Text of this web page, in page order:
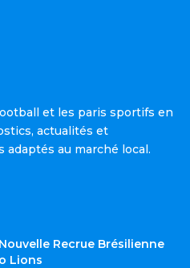
et les paris sportifs en
actualités et
au marché local.
Recrue Brésilienne
Lions